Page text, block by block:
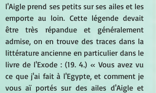
l'Aigle prend ses petits sur ses ailes et les
emporte au loin. Cette légende devait
être très répandue et généralement
admise, on en trouve des traces dans la
littérature ancienne en particulier dans le
livre de l'Exode : (19. 4.) « Vous avez vu
ce que j'ai fait à l'Egypte, et comment je
vous aï portés sur des ailes d'Aigle et